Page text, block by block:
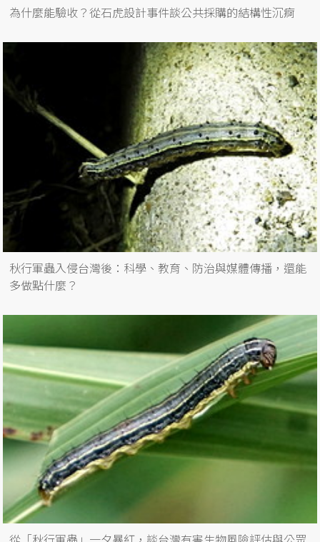
為什麼能驗收？從石虎設計事件談公共採購的結構性沉痾
秋行軍蟲入侵台灣後：科學、教育、防治與媒體傳播，還能
多做點什麼？